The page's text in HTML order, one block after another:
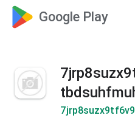
Google Play